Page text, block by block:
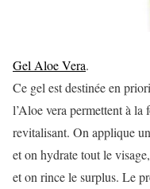
Gel Aloe Vera.
Ce gel est destinée en
l’Aloe vera permettent à la
revitalisant. On applique
et on hydrate tout le
et on rince le surplus. Le